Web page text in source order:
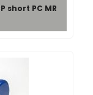
short PC MR